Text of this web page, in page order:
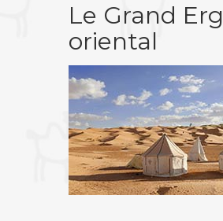
Le Grand Erg
oriental